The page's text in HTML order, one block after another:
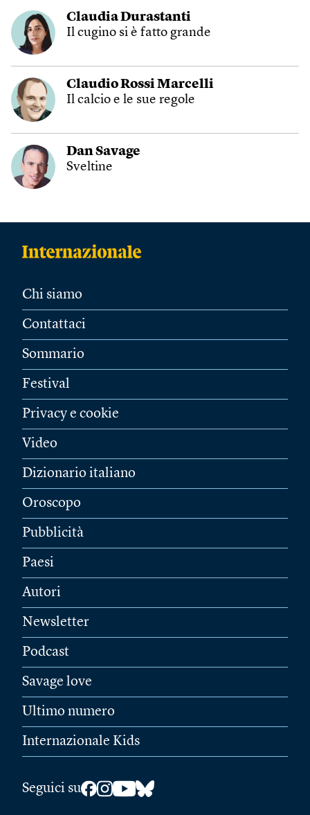
Claudia Durastanti
Il cugino si è fatto grande
Claudio Rossi Marcelli
Il calcio e le sue regole
Dan Savage
Sveltine
Chi siamo
Contattaci
Sommario
Festival
Privacy e cookie
Video
Dizionario italiano
Oroscopo
Pubblicità
Paesi
Autori
Newsletter
Podcast
Savage love
Ultimo numero
Internazionale Kids
Seguici su